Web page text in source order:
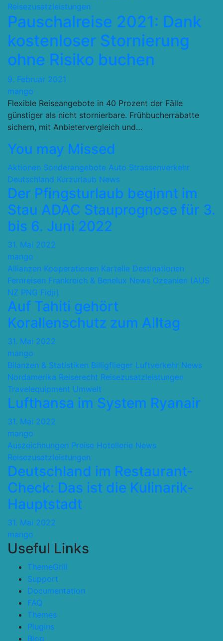
Reisezusatzleistungen
Pauschalreise 2021: Dank
kostenloser Stornierung
ohne Risiko buchen
9. Februar 2021
mango
Flexible Reiseangebote in 40 Prozent der Fälle
günstiger als nicht stornierbare. Frühbucherrabatte
sichern, mit Anbietervergleich und…
You may Missed
Aktionen Sonderangebote Auto Strassenverkehr
Deutschland Kurzurlaub News
Der Pfingsturlaub beginnt im
Stau ADAC Stauprognose für 3.
bis 6. Juni 2022
31. Mai 2022
mango
Allianzen Kooperationen Kartelle Destinationen
Fernreisen Frankreich & Benelux News Ozeanien (AUS
NZ PNG Fidji)
Auf Tahiti gehört
Korallenschutz zum Alltag
31. Mai 2022
mango
Bilanzen & Statistiken Billigflieger Luftverkehr News
Nordamerika Reiserecht Reisezusatzleistungen
Travelequipment Umwelt
Lufthansa im System Ryanair
31. Mai 2022
mango
Auszeichnungen Preise Hotellerie News
Reisezusatzleistungen
Deutschland im Restaurant-
Check: Das ist die Kulinarik-
Hauptstadt
31. Mai 2022
mango
Useful Links
ThemeGrill
Support
Documentation
FAQ
Themes
Plugins
Blog